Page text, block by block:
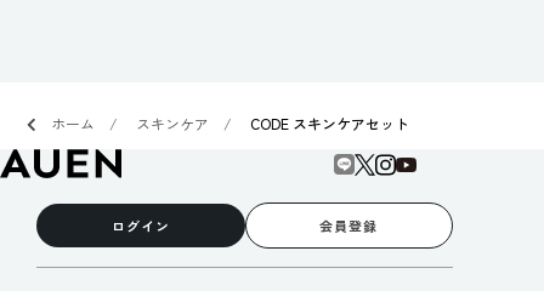
ホーム スキンケア CODE スキンケアセット
ログイン 会員登録